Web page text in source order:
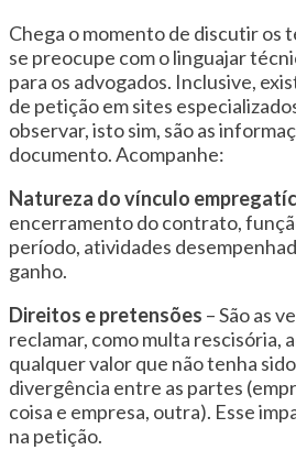
Chega o momento de discutir os
se preocupe com o linguajar
para os advogados. Inclusive,
de petição em sites
observar, isto sim, são as
documento. Acompanhe:
Natureza do vínculo
encerramento do contrato,
período, atividades
ganho.
Direitos e pretensões – São as
reclamar, como multa rescisória,
qualquer valor que não tenha
divergência entre as partes
coisa e empresa, outra). Esse
na petição.